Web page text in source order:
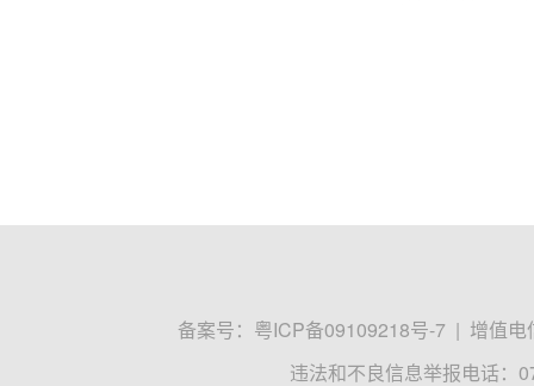
备案号： 粤ICP备09109218号-7 | 增值电
违法和不良信息举报电话：